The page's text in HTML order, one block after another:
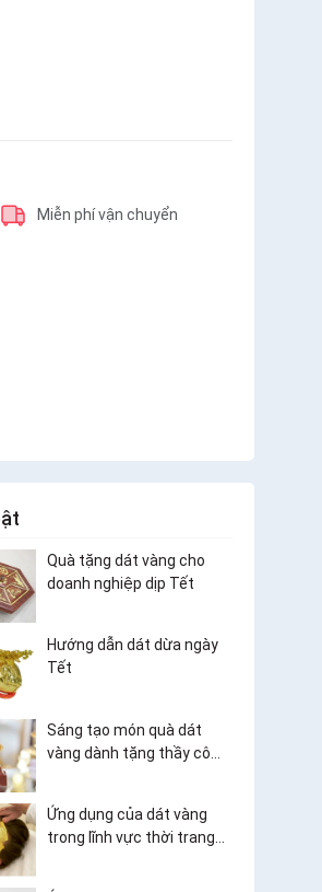
Miễn phí vận chuyển
Quà tặng dát vàng cho
doanh nghiệp dịp Tết
Hướng dẫn dát dừa ngày
Tết
Sáng tạo món quà dát
vàng dành tặng thầy cô
Ứng dụng của dát vàng
trong lĩnh vực thời trang